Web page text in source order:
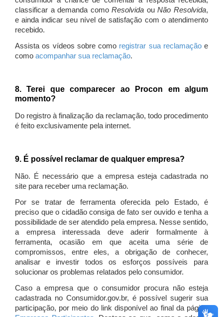
classificar a demanda comoResolvida ouNão Resolvida,
e ainda indicar seu nível de satisfação com o atendimento
recebido.
Assista os vídeos sobre como registrar sua reclamaçãoe
como acompanhar sua reclamação.
8. Terei que comparecer ao Procon em algum
momento?
Do registro à finalização da reclamação, todo procedimento
é feito exclusivamente pela internet.
9. É possível reclamar de qualquer empresa?
Não. É necessário que a empresa esteja cadastrada no
site para receber uma reclamação.
Por se tratar de ferramenta oferecida pelo Estado, é
preciso que o cidadão consiga de fato ser ouvido e tenha a
possibilidade de ser atendido pela empresa. Nesse sentido,
a empresa interessada deve aderir formalmente à
ferramenta, ocasião em que aceita uma série de
compromissos, entre eles, a obrigação de conhecer,
analisar e investir todos os esforços possíveis para
solucionar os problemas relatados pelo consumidor.
Caso a empresa que o consumidor procura não esteja
cadastrada no Consumidor.gov.br, é possível sugerir sua
participação, por meio do link disponível ao final da página